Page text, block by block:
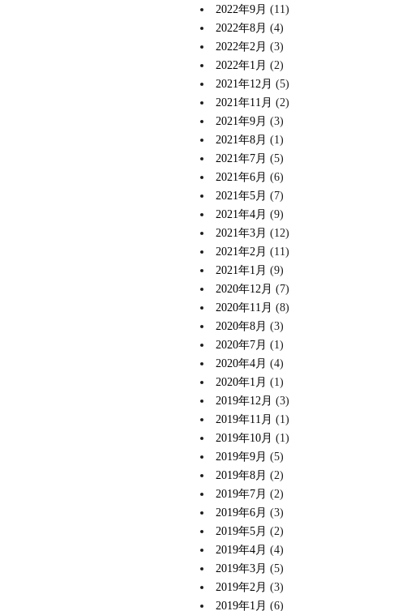
2022年9月 (11)
2022年8月 (4)
2022年2月 (3)
2022年1月 (2)
2021年12月 (5)
2021年11月 (2)
2021年9月 (3)
2021年8月 (1)
2021年7月 (5)
2021年6月 (6)
2021年5月 (7)
2021年4月 (9)
2021年3月 (12)
2021年2月 (11)
2021年1月 (9)
2020年12月 (7)
2020年11月 (8)
2020年8月 (3)
2020年7月 (1)
2020年4月 (4)
2020年1月 (1)
2019年12月 (3)
2019年11月 (1)
2019年10月 (1)
2019年9月 (5)
2019年8月 (2)
2019年7月 (2)
2019年6月 (3)
2019年5月 (2)
2019年4月 (4)
2019年3月 (5)
2019年2月 (3)
2019年1月 (6)